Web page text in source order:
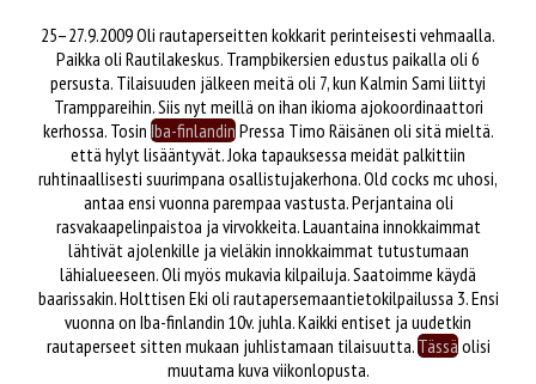
25–27.9.2009 Oli rautaperseitten kokkarit perinteisesti vehmaalla.
Paikka oli Rautilakeskus. Trampbikersien edustus paikalla oli 6
persusta. Tilaisuuden jälkeen meitä oli 7, kun Kalmin Sami liittyi
Tramppareihin. Siis nyt meillä on ihan ikioma ajokoordinaattori
kerhossa. Tosin Iba-finlandinPressa Timo Räisänen oli sitä mieltä.
että hylyt lisääntyvät. Joka tapauksessa meidät palkittiin
ruhtinaallisesti suurimpana osallistujakerhona. Old cocks mc uhosi,
antaa ensi vuonna parempaa vastusta. Perjantaina oli
rasvakaapelinpaistoa ja virvokkeita. Lauantaina innokkaimmat
lähtivät ajolenkille ja vieläkin innokkaimmat tutustumaan
lähialueeseen. Oli myös mukavia kilpailuja. Saatoimme käydä
baarissakin. Holttisen Eki oli rautapersemaantietokilpailussa 3. Ensi
vuonna on Iba-finlandin 10v. juhla. Kaikki entiset ja uudetkin
rautaperseet sitten mukaan juhlistamaan tilaisuutta.Tässäolisi
muutama kuva viikonlopusta.